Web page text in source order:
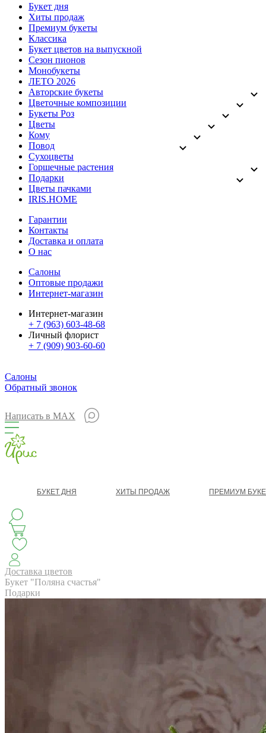
Букет дня
Хиты продаж
Премиум букеты
Классика
Букет цветов на выпускной
Сезон пионов
Монобукеты
ЛЕТО 2026
Авторские букеты
Цветочные композиции
Букеты Роз
Цветы
Кому
Повод
Сухоцветы
Горшечные растения
Подарки
Цветы пачками
IRIS.HOME
Гарантии
Контакты
Доставка и оплата
О нас
Салоны
Оптовые продажи
Интернет-магазин
Интернет-магазин
+ 7 (963) 603-48-68
Личный флорист
+ 7 (909) 903-60-60
Салоны
Обратный звонок
Написать в MAX
БУКЕТ ДНЯ ХИТЫ ПРОДАЖ ПРЕМИУМ
ЦВЕТОЧНЫЕ
ПОВОД
Доставка цветов
Букет "Поляна счастья"
Подарки